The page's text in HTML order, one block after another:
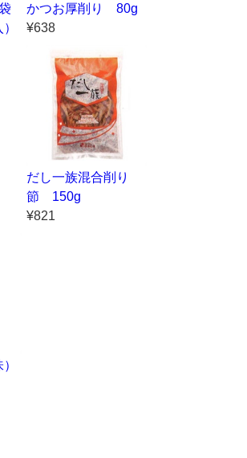
かつお厚削り 80g
¥638
だし一族混合削り
節 150g
¥821